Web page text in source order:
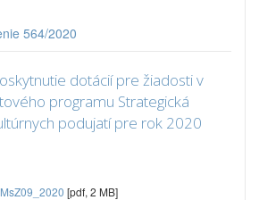
564/2020
dotácií pre žiadosti v
programu Strategická
podujatí pre rok 2020
[pdf, 2 MB]